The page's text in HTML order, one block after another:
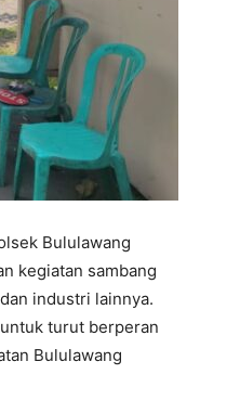
Bululawang
kegiatan sambang
industri lainnya.
turut berperan
Bululawang